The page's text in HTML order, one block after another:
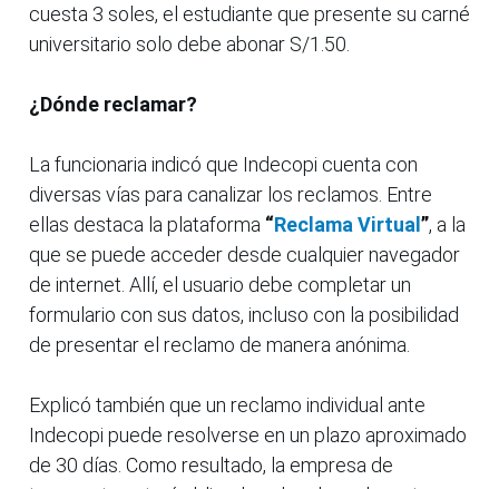
cuesta 3 soles, el estudiante que presente su carné
universitario solo debe abonar S/1.50.
¿Dónde reclamar?
La funcionaria indicó que Indecopi cuenta con
diversas vías para canalizar los reclamos. Entre
ellas destaca la plataforma “Reclama Virtual”, a la
que se puede acceder desde cualquier navegador
de internet. Allí, el usuario debe completar un
formulario con sus datos, incluso con la posibilidad
de presentar el reclamo de manera anónima.
Explicó también que un reclamo individual ante
Indecopi puede resolverse en un plazo aproximado
de 30 días. Como resultado, la empresa de